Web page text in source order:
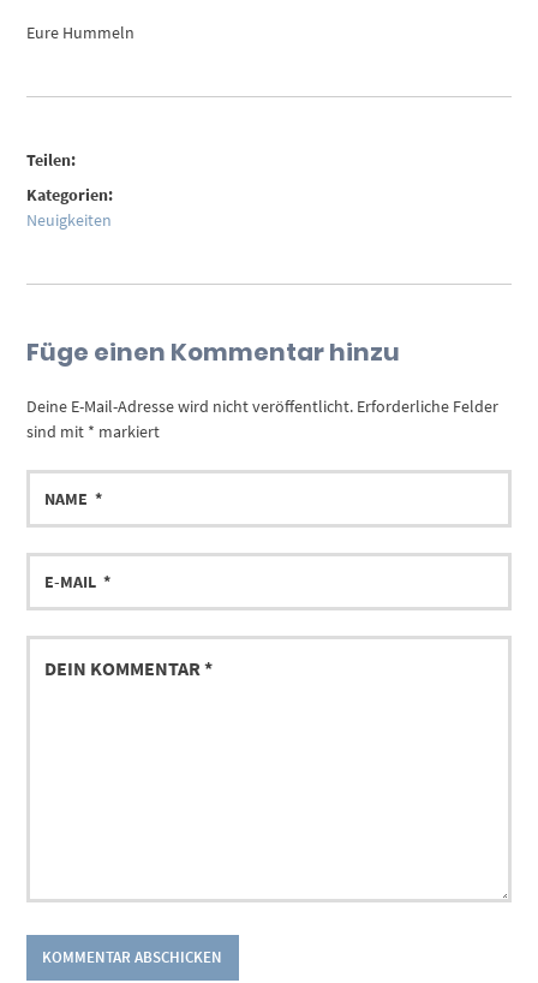
Eure Hummeln
Teilen:
Kategorien:
Neuigkeiten
Füge einen Kommentar hinzu
Deine E-Mail-Adresse wird nicht veröffentlicht. Erforderliche Felder
sind mit * markiert
NAME
E-
MAIL
DEIN
KOMMENTAR